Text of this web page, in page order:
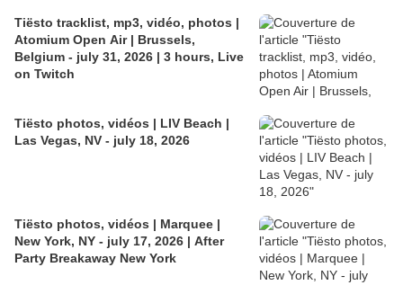
Tiësto tracklist, mp3, vidéo, photos |
Atomium Open Air | Brussels,
Belgium - july 31, 2026 | 3 hours, Live
on Twitch
Tiësto photos, vidéos | LIV Beach |
Las Vegas, NV - july 18, 2026
Tiësto photos, vidéos | Marquee |
New York, NY - july 17, 2026 | After
Party Breakaway New York